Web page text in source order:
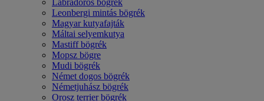
Labradoros bögrék
Leonbergi mintás bögrék
Magyar kutyafajták
Máltai selyemkutya
Mastiff bögrék
Mopsz bögre
Mudi bögrék
Német dogos bögrék
Németjuhász bögrék
Orosz terrier bögrék